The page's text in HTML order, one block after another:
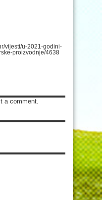
vijesti/u-2021-godini-
proizvodnje/4638
a comment.